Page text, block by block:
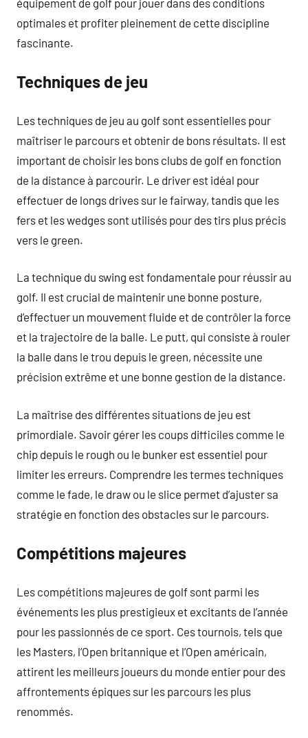
optimales et profiter pleinement de cette discipline
fascinante.
Techniques de jeu
Les techniques de jeu au golf sont essentielles pour
maîtriser le parcours et obtenir de bons résultats. Il est
important de choisir les bons clubs de golf en fonction
de la distance à parcourir. Le driver est idéal pour
effectuer de longs drives sur le fairway, tandis que les
fers et les wedges sont utilisés pour des tirs plus précis
vers le green.
La technique du swing est fondamentale pour réussir au
golf. Il est crucial de maintenir une bonne posture,
d’effectuer un mouvement fluide et de contrôler la force
et la trajectoire de la balle. Le putt, qui consiste à rouler
la balle dans le trou depuis le green, nécessite une
précision extrême et une bonne gestion de la distance.
La maîtrise des différentes situations de jeu est
primordiale. Savoir gérer les coups difficiles comme le
chip depuis le rough ou le bunker est essentiel pour
limiter les erreurs. Comprendre les termes techniques
comme le fade, le draw ou le slice permet d’ajuster sa
stratégie en fonction des obstacles sur le parcours.
Compétitions majeures
Les compétitions majeures de golf sont parmi les
événements les plus prestigieux et excitants de l’année
pour les passionnés de ce sport. Ces tournois, tels que
les Masters, l’Open britannique et l’Open américain,
attirent les meilleurs joueurs du monde entier pour des
affrontements épiques sur les parcours les plus
renommés.